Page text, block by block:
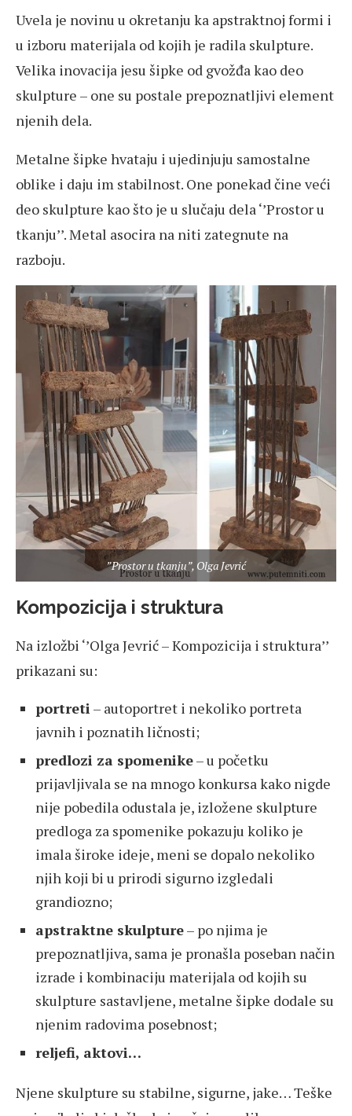
Uvela je novinu u okretanju ka apstraktnoj formi i
u izboru materijala od kojih je radila skulpture.
Velika inovacija jesu šipke od gvožđa kao deo
skulpture – one su postale prepoznatljivi element
njenih dela.
Metalne šipke hvataju i ujedinjuju samostalne
oblike i daju im stabilnost. One ponekad čine veći
deo skulpture kao što je u slučaju dela ‘’Prostor u
tkanju’’. Metal asocira na niti zategnute na
razboju.
”Prostor u tkanju”, Olga Jevrić
Kompozicija i struktura
Na izložbi ‘’Olga Jevrić – Kompozicija i struktura’’
prikazani su:
portreti– autoportret i nekoliko portreta
javnih i poznatih ličnosti;
predlozi za spomenike– u početku
prijavljivala se na mnogo konkursa kako nigde
nije pobedila odustala je, izložene skulpture
predloga za spomenike pokazuju koliko je
imala široke ideje, meni se dopalo nekoliko
njih koji bi u prirodi sigurno izgledali
grandiozno;
apstraktne skulpture– po njima je
prepoznatljiva, sama je pronašla poseban način
izrade i kombinaciju materijala od kojih su
skulpture sastavljene, metalne šipke dodale su
njenim radovima posebnost;
reljefi, aktovi…
Njene skulpture su stabilne, sigurne, jake… Teške